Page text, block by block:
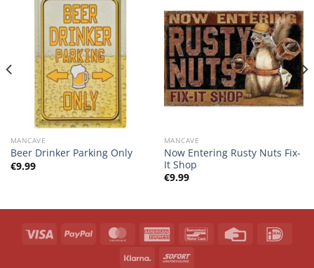
MANCAVE
Beer Drinker Parking Only
€9.99
MANCAVE
Now Entering Rusty Nuts Fix-
It Shop
€9.99